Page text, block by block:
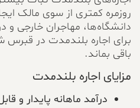
روزمره کمتری از سوی مالک
دانشگاه‌ها، مهاجران خارجی و
برای اجاره بلندمدت در
باقی بماند.
مزایای اجاره بلندمدت
درآمد ماهانه پایدار و